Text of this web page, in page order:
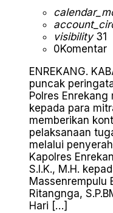
visibility31
0Komentar
ENREKANG.
puncak
Polres
kepada para
memberikan
pelaksanaan
melalui
Kapolres
S.I.K., M.H.
Massenrempulu
Ritangnga,
Hari […]